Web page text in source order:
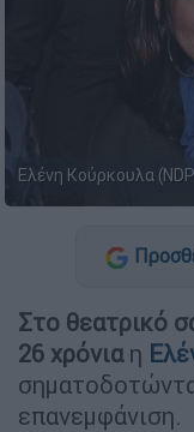
Ελένη Κούρκουλα
Στο θεατρικό
26 χρόνιαη
επανεμφάνιση.